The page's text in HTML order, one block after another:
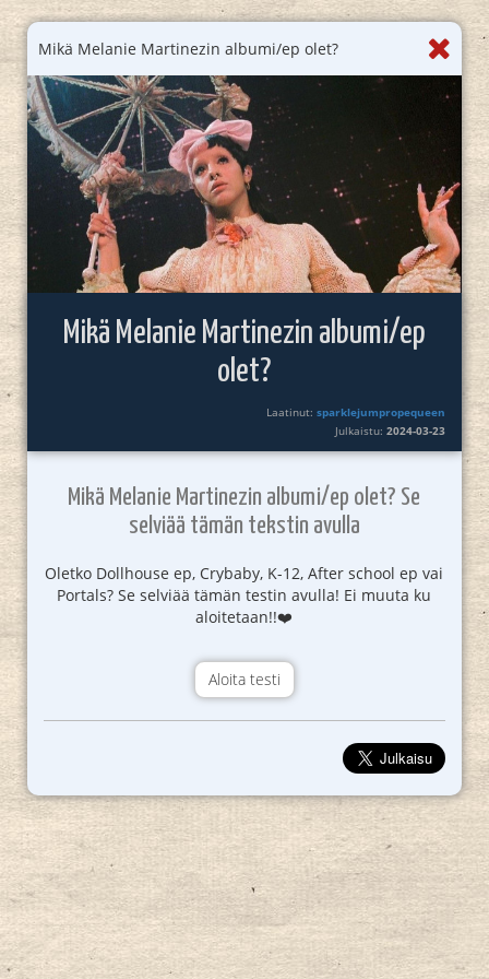
Mikä Melanie Martinezin albumi/ep olet?
Mikä Melanie Martinezin albumi/ep
olet?
Laatinut:sparklejumpropequeen
Julkaistu:2024-03-23
Mikä Melanie Martinezin albumi/ep olet? Se
selviää tämän tekstin avulla
Oletko Dollhouse ep, Crybaby, K-12, After school ep vai
Portals? Se selviää tämän testin avulla! Ei muuta ku
aloitetaan!!❤️
Aloita testi